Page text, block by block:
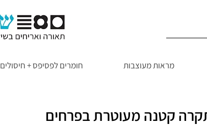
מראות מעוצבות חומרים לפסיפס + חיסולים
קטנה מעוטרת בפרחים